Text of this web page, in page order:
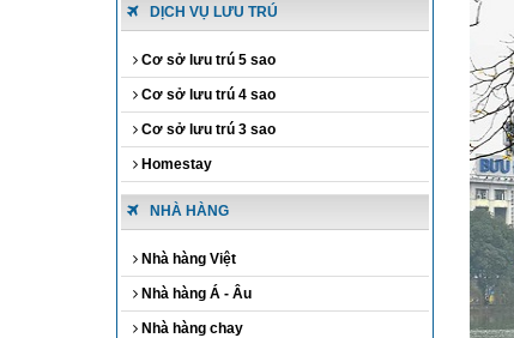
DỊCH VỤ LƯU TRÚ
Cơ sở lưu trú 5 sao
Cơ sở lưu trú 4 sao
Cơ sở lưu trú 3 sao
Homestay
NHÀ HÀNG
Nhà hàng Việt
Nhà hàng Á - Âu
Nhà hàng chay